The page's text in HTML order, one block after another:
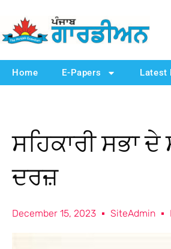
Home E-Papers Latest
ਸਹਿਕਾਰੀ ਸਭਾ
ਦਰਜ਼
December 15, 2023 SiteAdmin